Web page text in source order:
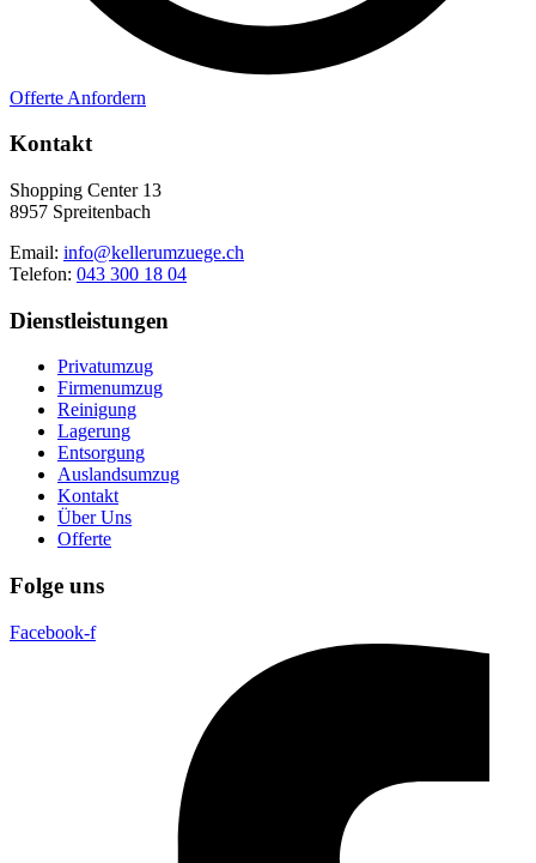
Offerte Anfordern
Kontakt
Shopping Center 13
8957 Spreitenbach
Email: info@kellerumzuege.ch
Telefon: 043 300 18 04
Dienstleistungen
Privatumzug
Firmenumzug
Reinigung
Lagerung
Entsorgung
Auslandsumzug
Kontakt
Über Uns
Offerte
Folge uns
Facebook-f